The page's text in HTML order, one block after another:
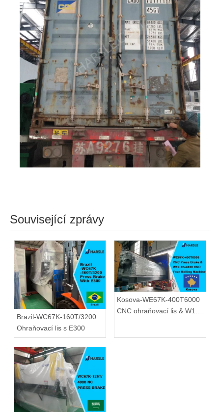
Související zprávy
Brazil-WC67K-160T/3200
Ohraňovací lis s E300
Kosova-WE67K-400T6000
CNC ohraňovací lis & W12-